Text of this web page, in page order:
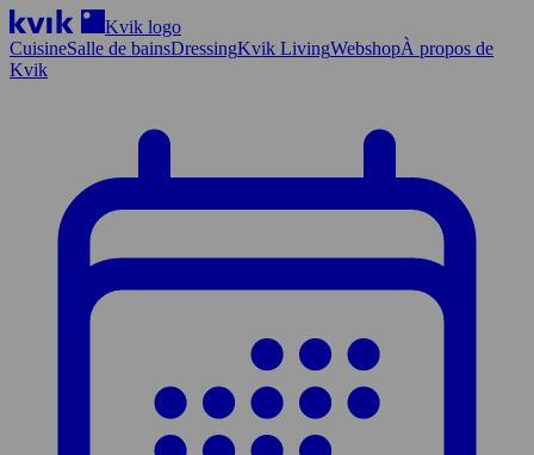
Kvik logo
CuisineSalle de bainsDressingKvik LivingWebshopÀ propos de
Kvik